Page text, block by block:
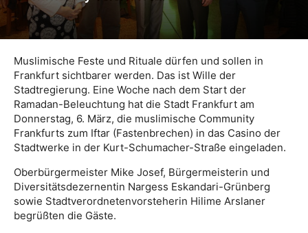
Muslimische Feste und Rituale dürfen und sollen in
Frankfurt sichtbarer werden. Das ist Wille der
Stadtregierung. Eine Woche nach dem Start der
Ramadan-Beleuchtung hat die Stadt Frankfurt am
Donnerstag, 6. März, die muslimische Community
Frankfurts zum Iftar (Fastenbrechen) in das Casino der
Stadtwerke in der Kurt-Schumacher-Straße eingeladen.
Oberbürgermeister Mike Josef, Bürgermeisterin und
Diversitätsdezernentin Nargess Eskandari-Grünberg
sowie Stadtverordnetenvorsteherin Hilime Arslaner
begrüßten die Gäste.